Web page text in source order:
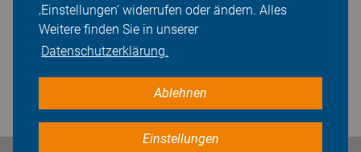
‚Einstellungen‘ widerrufen oder ändern. Alles
Weitere finden Sie in unserer
Datenschutzerklärung.
Ablehnen
Einstellungen
Bleiben Sie in Kontakt